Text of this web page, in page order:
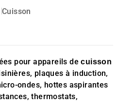
Cuisson
pour appareils decuisson
plaques à induction,
ondes, hottes aspirantes
thermostats,